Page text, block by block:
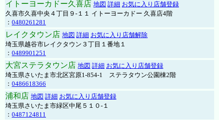
イトーヨーカドー久喜店 地図 詳細 お気に入り店舗登録
久喜市久喜中央４丁目９-１１ イトーヨーカドー 久喜店4階
： 0480261281
レイクタウン店 地図 詳細 お気に入り店舗解除
埼玉県越谷市レイクタウン３丁目１番地１
： 0489901251
大宮ステラタウン店 地図 詳細 お気に入り店舗登録
埼玉県さいたま市北区宮原1-854-1 ステラタウン公園棟2階
： 0486618366
浦和店 地図 詳細 お気に入り店舗登録
埼玉県さいたま市緑区中尾５１０-１
： 0487124811